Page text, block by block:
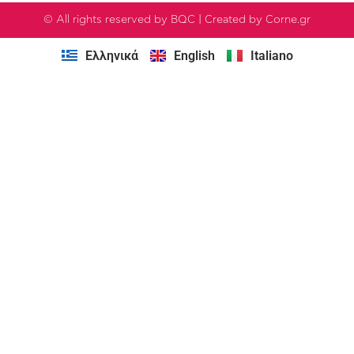
© All rights reserved by BQC | Created by Corne.gr
Ελληνικά English Italiano